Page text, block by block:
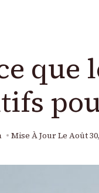
que
Mise À Jour Le Août